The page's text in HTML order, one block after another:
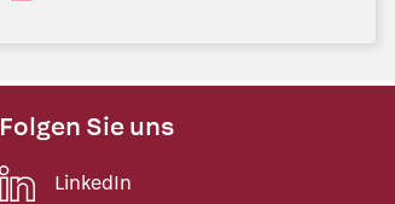
Folgen Sie uns
LinkedIn